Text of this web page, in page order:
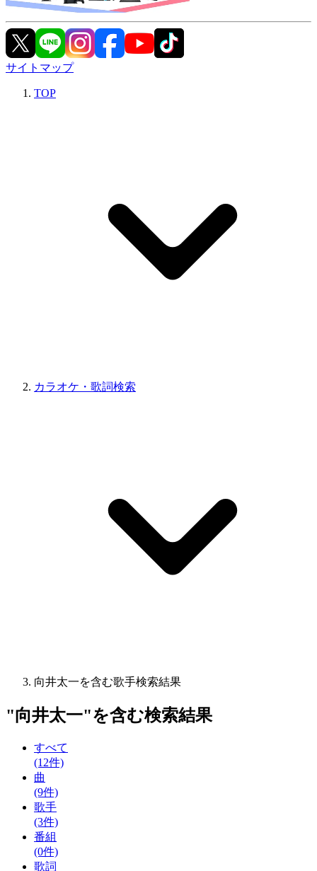
サイトマップ
TOP
カラオケ・歌詞検索
向井太一を含む歌手検索結果
"向井太一"を含む検索結果
すべて
(12件)
曲
(9件)
歌手
(3件)
番組
(0件)
歌詞